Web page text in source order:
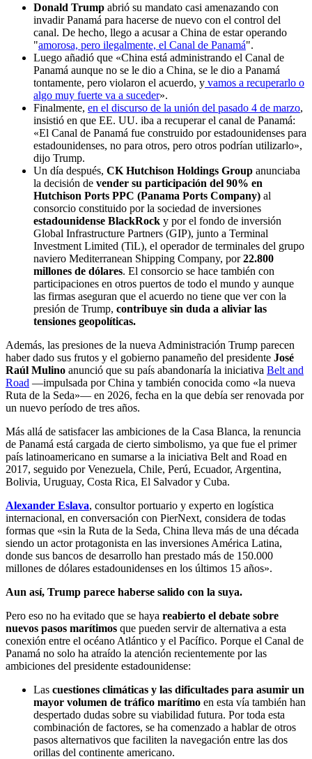
Donald Trump abrió su mandato casi amenazando con
invadir Panamá para hacerse de nuevo con el control del
canal. De hecho, llego a acusar a China de estar operando
"amorosa, pero ilegalmente, el Canal de Panamá".
Luego añadió que «China está administrando el Canal de
Panamá aunque no se le dio a China, se le dio a Panamá
tontamente, pero violaron el acuerdo, y vamos a recuperarlo o
algo muy fuerte va a suceder».
Finalmente, en el discurso de la unión del pasado 4 de marzo,
insistió en que EE. UU. iba a recuperar el canal de Panamá:
«El Canal de Panamá fue construido por estadounidenses para
estadounidenses, no para otros, pero otros podrían utilizarlo»,
dijo Trump.
Un día después, CK Hutchison Holdings Group anunciaba
la decisión de vender su participación del 90% en
Hutchison Ports PPC (Panama Ports Company) al
consorcio constituido por la sociedad de inversiones
estadounidense BlackRock y por el fondo de inversión
Global Infrastructure Partners (GIP), junto a Terminal
Investment Limited (TiL), el operador de terminales del grupo
naviero Mediterranean Shipping Company, por22.800
millones de dólares. El consorcio se hace también con
participaciones en otros puertos de todo el mundo y aunque
las firmas aseguran que el acuerdo no tiene que ver con la
presión de Trump, contribuye sin duda a aliviar las
tensiones geopolíticas.
Además, las presiones de la nueva Administración Trump parecen
haber dado sus frutos y el gobierno panameño del presidente José
Raúl Mulino anunció que su país abandonaría la iniciativa Belt and
Road —impulsada por China y también conocida como «la nueva
Ruta de la Seda»— en 2026, fecha en la que debía ser renovada por
un nuevo período de tres años.
Más allá de satisfacer las ambiciones de la Casa Blanca, la renuncia
de Panamá está cargada de cierto simbolismo, ya que fue el primer
país latinoamericano en sumarse a la iniciativa Belt and Road en
2017, seguido por Venezuela, Chile, Perú, Ecuador, Argentina,
Bolivia, Uruguay, Costa Rica, El Salvador y Cuba.
Alexander Eslava, consultor portuario y experto en logística
internacional, en conversación con PierNext, considera de todas
formas que «sin la Ruta de la Seda, China lleva más de una década
siendo un actor protagonista en las inversiones América Latina,
donde sus bancos de desarrollo han prestado más de 150.000
millones de dólares estadounidenses en los últimos 15 años».
Aun así, Trump parece haberse salido con la suya.
Pero eso no ha evitado que se haya reabierto el debate sobre
nuevos pasos marítimos que pueden servir de alternativa a esta
conexión entre el océano Atlántico y el Pacífico. Porque el Canal de
Panamá no solo ha atraído la atención recientemente por las
ambiciones del presidente estadounidense:
Las cuestiones climáticas y las dificultades para asumir un
mayor volumen de tráfico marítimo en esta vía también han
despertado dudas sobre su viabilidad futura. Por toda esta
combinación de factores, se ha comenzado a hablar de otros
pasos alternativos que faciliten la navegación entre las dos
orillas del continente americano.